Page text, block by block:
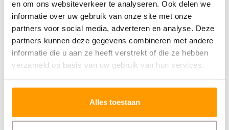
en om ons websiteverkeer te analyseren. Ook delen we
informatie over uw gebruik van onze site met onze
partners voor social media, adverteren en analyse. Deze
partners kunnen deze gegevens combineren met andere
informatie die u aan ze heeft verstrekt of die ze hebben
verzameld op basis van uw gebruik van hun services.
Alles toestaan
Specificaties
Reviews
Gerelateerde producten
TOPPER